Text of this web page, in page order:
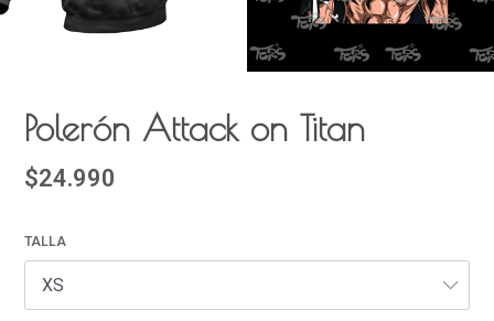
Polerón Attack on Titan
$24.990
TALLA